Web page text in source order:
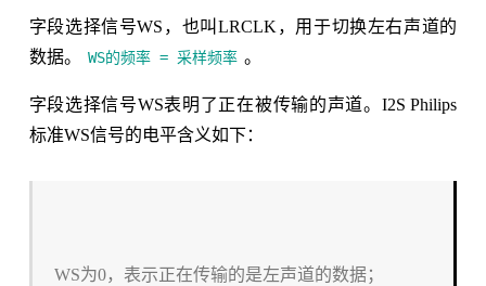
字段选择信号WS，也叫LRCLK，用于切换左右声道的
数据。
WS的频率 = 采样频率 。
字段选择信号WS表明了正在被传输的声道。I2S Philips
标准WS信号的电平含义如下：
WS为0，表示正在传输的是左声道的数据；